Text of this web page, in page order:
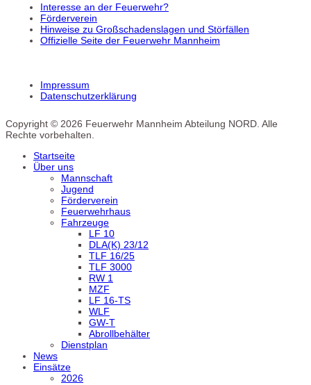
Interesse an der Feuerwehr?
Förderverein
Hinweise zu Großschadenslagen und Störfällen
Offizielle Seite der Feuerwehr Mannheim
Impressum
Datenschutzerklärung
Copyright © 2026 Feuerwehr Mannheim Abteilung NORD. Alle
Rechte vorbehalten.
Startseite
Über uns
Mannschaft
Jugend
Förderverein
Feuerwehrhaus
Fahrzeuge
LF 10
DLA(K) 23/12
TLF 16/25
TLF 3000
RW 1
MZF
LF 16-TS
WLF
GW-T
Abrollbehälter
Dienstplan
News
Einsätze
2026